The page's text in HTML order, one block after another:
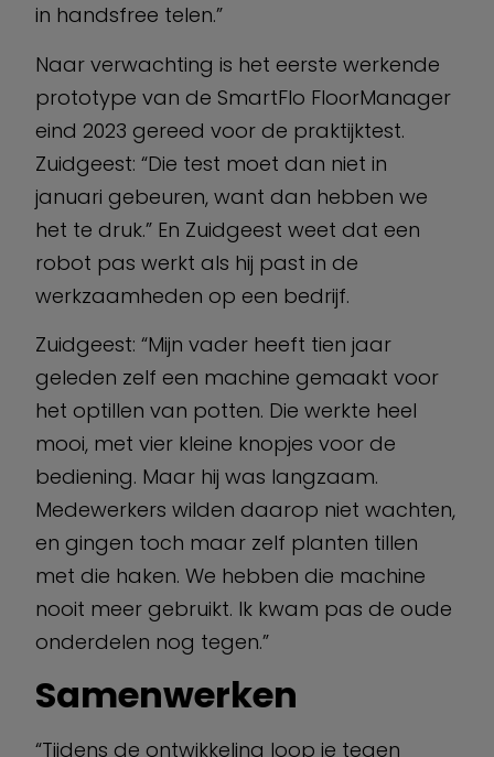
in handsfree telen.”
Naar verwachting is het eerste werkende
prototype van de SmartFlo FloorManager
eind 2023 gereed voor de praktijktest.
Zuidgeest: “Die test moet dan niet in
januari gebeuren, want dan hebben we
het te druk.” En Zuidgeest weet dat een
robot pas werkt als hij past in de
werkzaamheden op een bedrijf.
Zuidgeest: “Mijn vader heeft tien jaar
geleden zelf een machine gemaakt voor
het optillen van potten. Die werkte heel
mooi, met vier kleine knopjes voor de
bediening. Maar hij was langzaam.
Medewerkers wilden daarop niet wachten,
en gingen toch maar zelf planten tillen
met die haken. We hebben die machine
nooit meer gebruikt. Ik kwam pas de oude
onderdelen nog tegen.”
Samenwerken
“Tijdens de ontwikkeling loop je tegen